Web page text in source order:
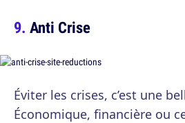
Anti Crise
Éviter les crises, c’est une
Économique, financière ou